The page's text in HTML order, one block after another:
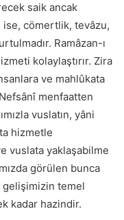
saik ancak
cömertlik, tevâzu,
Ramâzan-ı
kolaylaştırır. Zira
ve mahlûkata
menfaatten
vuslatın, yâni
hizmetle
vuslata yaklaşabilme
görülen bunca
gelişimizin temel
kadar hazindir.